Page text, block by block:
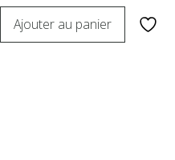
Ajouter au panier